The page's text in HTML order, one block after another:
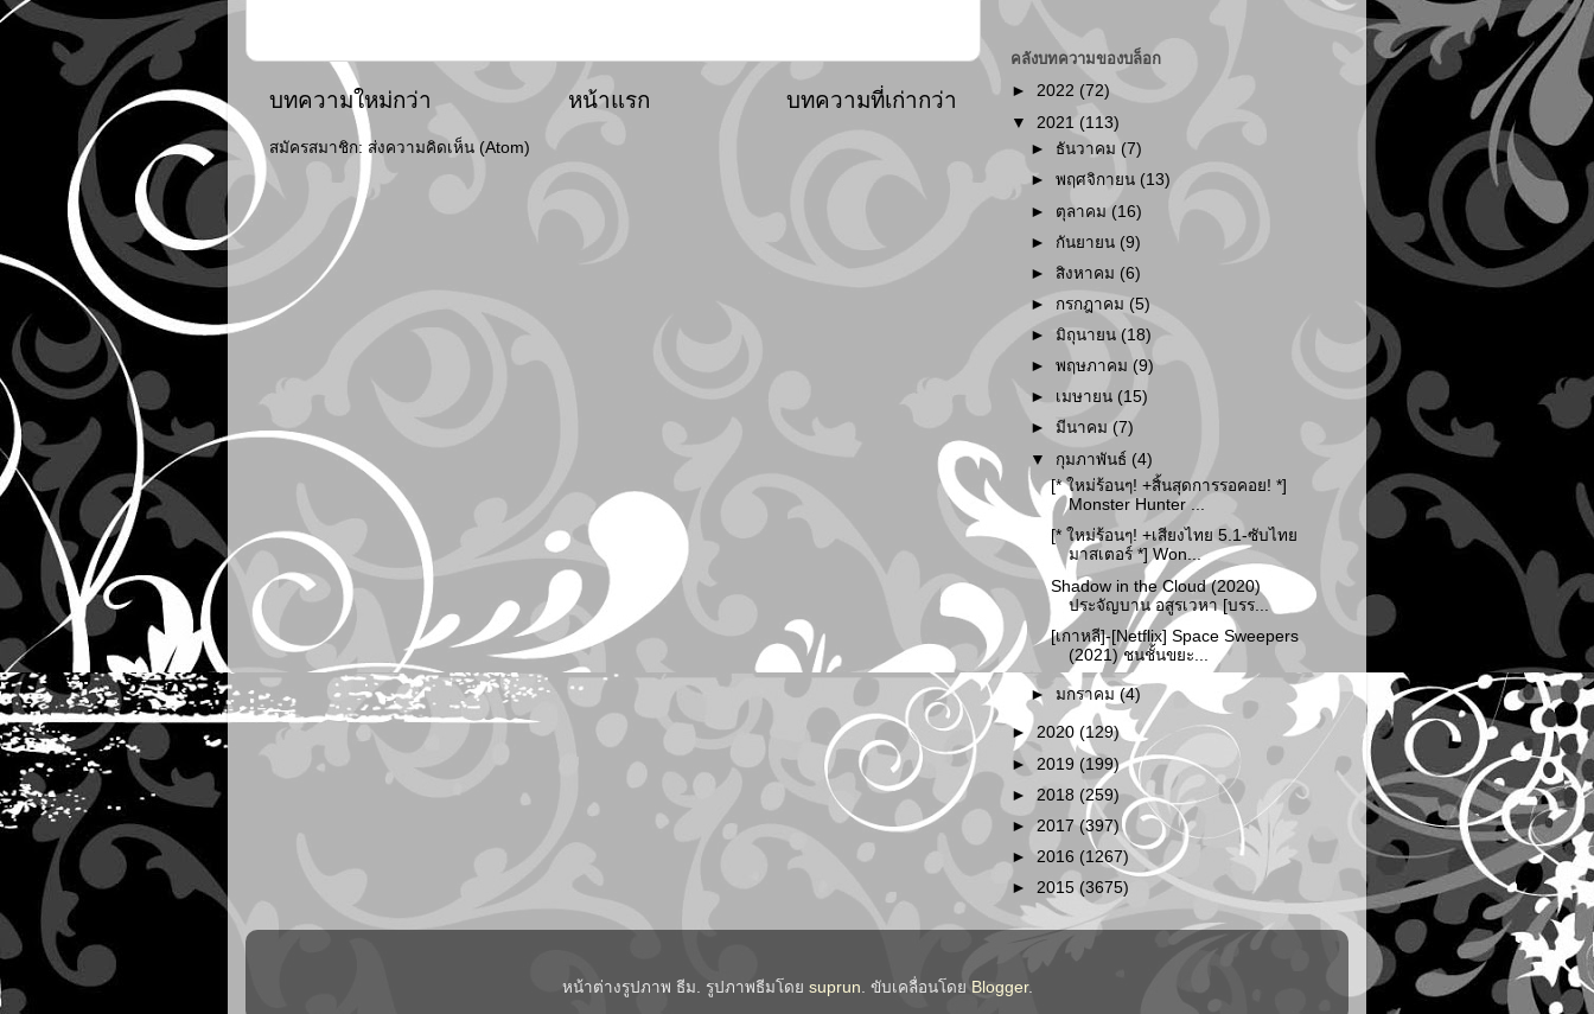
บทความใหม่กว่า บทความที่เก่ากว่า
หน้าแรก
สมัครสมาชิก: ส่งความคิดเห็น (Atom)
คลังบทความของบล็อก
► 2022 (72)
▼ 2021 (113)
► ธันวาคม (7)
►พฤศจิกายน (13)
► ตุลาคม(16)
► กันยายน (9)
►สิงหาคม (6)
► กรกฎาคม (5)
►มิถุนายน(18)
►พฤษภาคม(9)
► เมษายน (15)
►มีนาคม (7)
▼ กุมภาพันธ์ (4)
[* ใหม่ร้อนๆ! +สิ้นสุดการรอคอย! *]
Monster Hunter ...
[* ใหม่ร้อนๆ! +เสียงไทย 5.1-ซับไทย
มาสเตอร์ *] Won...
Shadow in the Cloud (2020)
ประจัญบาน อสูรเวหา [บรร...
[เกาหลี]-[Netflix] Space Sweepers
(2021) ชนชั้นขยะ...
►มกราคม(4)
► 2020 (129)
► 2019 (199)
► 2018 (259)
►2017(397)
►2016 (1267)
► 2015 (3675)
หน้าต่างรูปภาพ ธีม. รูปภาพธีมโดย suprun . ขับเคลื่อนโดย Blogger.